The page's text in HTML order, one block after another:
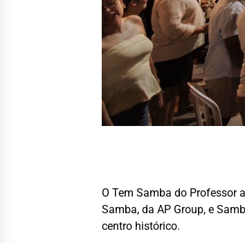
O Tem Samba do Professor
Samba, da AP Group, e
centro histórico.